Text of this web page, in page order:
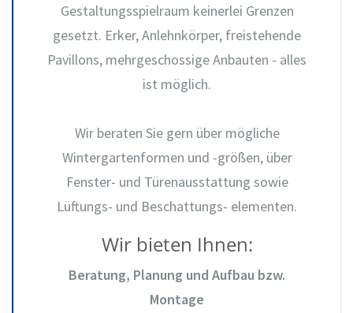
Gestaltungsspielraum keinerlei Grenzen
gesetzt. Erker, Anlehnkörper, freistehende
Pavillons, mehrgeschossige Anbauten - alles
ist möglich.
Wir beraten Sie gern über mögliche
Wintergartenformen und -größen, über
Fenster- und Türenausstattung sowie
Lüftungs- und Beschattungs- elementen.
Wir bieten Ihnen:
Beratung, Planung und Aufbau bzw.
Montage